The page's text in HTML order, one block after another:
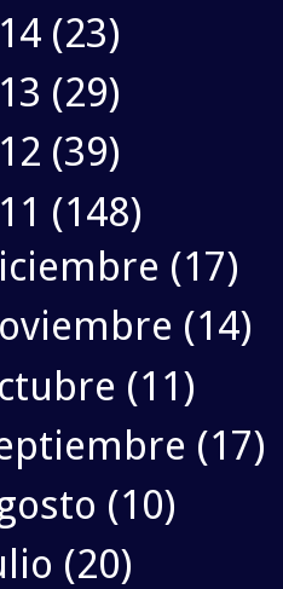
(23)
(29)
(39)
(148)
(17)
(14)
(11)
(17)
(10)
(20)